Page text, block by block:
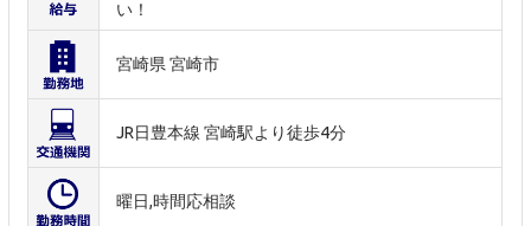
い！
宮崎県 宮崎市
JR日豊本線 宮崎駅より徒歩4分
曜日,時間応相談